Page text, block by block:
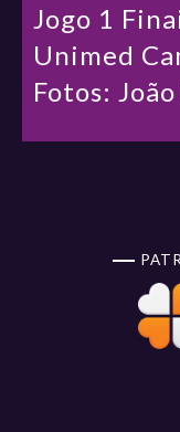
Jogo 1
Unimed
Fotos: